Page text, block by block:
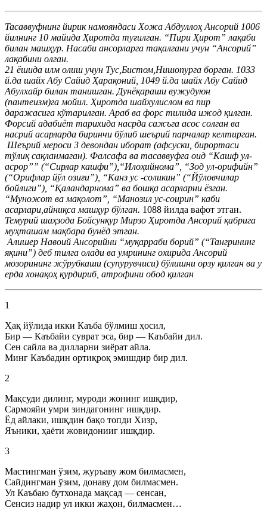
Тасаввуфнинг йирик намояндаси Хожа Абдуллоҳ Ансорий 1006
йилнинг 10 майида Ҳиротда туғилган. “Пири Ҳирот” лақаби
билан машҳур. Насаби ансорларга тақалгани учун “Ансорий”
лақабини олган.
21 ёшида илм олиш учун Тус,Бистом,Нишопурга борган. 1033
й.да шайх Абу Сайид Ҳарақоний, 1049 й.да шайх Абу Сайид
Абулхайр билан танишган. Дунёқараши вужудуюн
(пантеизм)га мойил. Ҳиротда шайхулислом ва пир
даражасига кўтарилган. Араб ва форс тилида ижод қилган.
Форсий адабиёт тарихида насрда сажъга асос солган ва
насрий асарларда биринчи бўлиб шеърий парчалар келтирган.
Шеърий мероси 3 девондан иборат (афсуски, бирортаси
тўлиқ сақланмаган). Фалсафа ва тасаввуфга оид “Кашф ул-
асрор”” (“Сирлар кашфи”),“Илоҳийнома”, “Зод ул-орифийн”
(“Орифлар йўл озиғи”), “Канз ус -соликин” (“Йўловчилар
бойлиги”), “Қаландарнома” ва бошқа асарларни ёзган.
“Муножот ва мақолот”, “Манозил ус-соирин” каби
асарлари,айниқса машҳур бўлган. 1088 йилда вафот этган.
Темурий шаҳзода Бойсунқур Мирзо Ҳиротда Ансорий қабрига
муҳташам мақбара бунёд этган.
Алишер Навоий Ансорийни “муқарраби борий” (“Тангрининг
яқини”) деб тилга олади ва умрининг охирида Ансорий
мозорининг жўрубкаши (супурувчиси) бўлишни орзу қилган ва у
ерда хонақоҳ қурдириб, атрофини обод қилган
1
Ҳақ йўлида икки Каъба бўлмиш ҳосил,
Бир — Каъбайи суврат эса, бир — Каъбайи дил.
Сен сайла ва дилларни зиёрат айла.
Минг Каъбадин ортиқроқ эмишдир бир дил.
2
Мақсуди дилинг, муроди жонинг ишқдир,
Сармояйи умри зиндагонинг ишқдир.
Ёд айлаки, ишқдин бақо топди Хизр,
Яъники, ҳаёти жовидонииг ишқдир.
3
Мастингман ўзим, журъаву жом билмасмен,
Сайдингман ўзим, донаву дом билмасмен.
Ул Каъбаю бутхонада мақсад — сенсан,
Сенсиз надир ул икки жаҳон, билмасмен…